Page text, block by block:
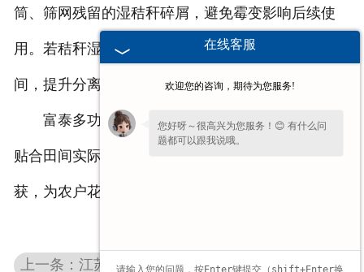
筒、筛网残留的湿秸秆碎屑，避免霉变影响后续使
用。若秸秆湿度极高，可适当调慢转速，延长分离时
间，提升分离效果。
富泰多功能花生摘果机针对湿秸秆的适配设计，
贴合田间实际作业场景，无需担心阴雨天气无法收
获，为农户花生收获提供切实便利。
上一条：江苏多功能花生摘果机怎么调转速？操作指南
在线客服
欢迎您的咨询，期待为您服务!
您好呀～很高兴为您服务！😊 有什么问
题都可以跟我说哦。